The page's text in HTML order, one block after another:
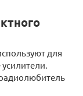
для